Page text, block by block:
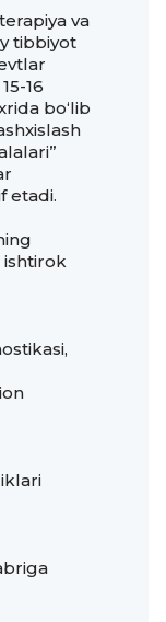
va
tibbiyot
16
bo‘lib
etadi.
ishtirok